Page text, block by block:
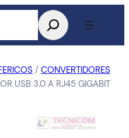
/ CONVERTIDORES
USB 3.0 A RJ45 GIGABIT